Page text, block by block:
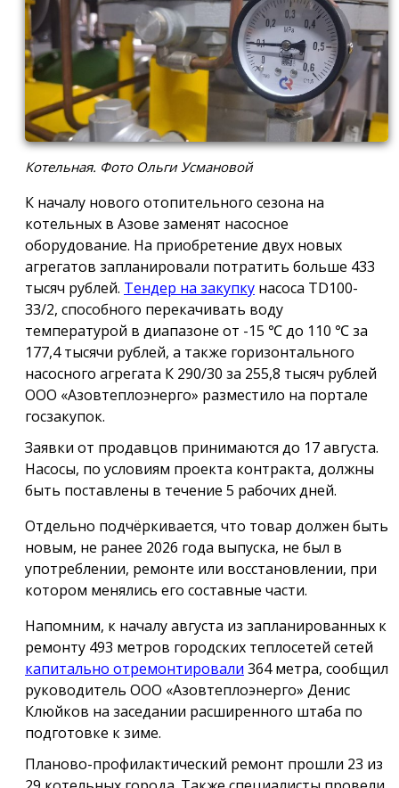
Котельная. Фото Ольги Усмановой
К началу нового отопительного сезона на
котельных в Азове заменят насосное
оборудование. На приобретение двух новых
агрегатов запланировали потратить больше 433
тысяч рублей. Тендер на закупку насоса TD100-
33/2, способного перекачивать воду
температурой в диапазоне от -15 ℃ до 110 ℃ за
177,4 тысячи рублей, а также горизонтального
насосного агрегата К 290/30 за 255,8 тысяч рублей
ООО «Азовтеплоэнерго» разместило на портале
госзакупок.
Заявки от продавцов принимаются до 17 августа.
Насосы, по условиям проекта контракта, должны
быть поставлены в течение 5 рабочих дней.
Отдельно подчёркивается, что товар должен быть
новым, не ранее 2026 года выпуска, не был в
употреблении, ремонте или восстановлении, при
котором менялись его составные части.
Напомним, к началу августа из запланированных к
ремонту 493 метров городских теплосетей сетей
капитально отремонтировали 364 метра, сообщил
руководитель ООО «Азовтеплоэнерго» Денис
Клюйков на заседании расширенного штаба по
подготовке к зиме.
Планово-профилактический ремонт прошли 23 из